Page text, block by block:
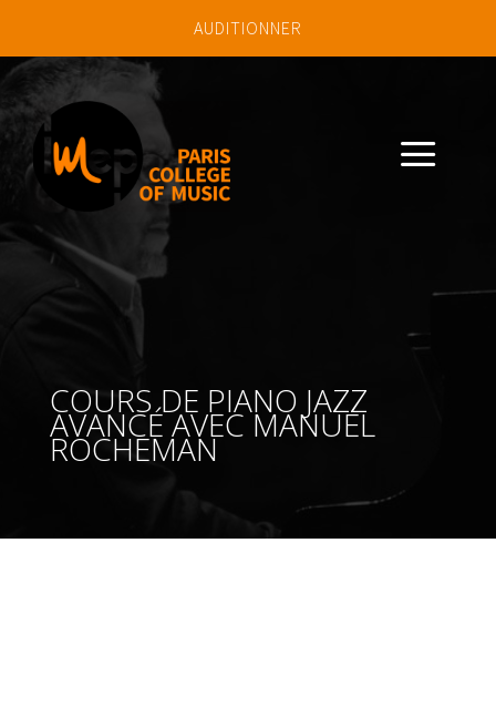
a
AUDITIONNER
COURS DE PIANO JAZZ
AVANCÉ AVEC MANUEL
ROCHEMAN